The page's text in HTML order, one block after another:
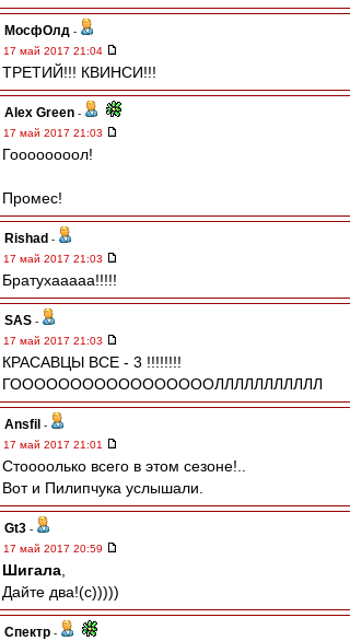
МосфОлд -
17 май 2017 21:04
ТРЕТИЙ!!! КВИНСИ!!!
Alex Green -
17 май 2017 21:03
Гоооооооол!
Промес!
Rishad -
17 май 2017 21:03
Братухааааа!!!!!
SAS -
17 май 2017 21:03
КРАСАВЦЫ ВСЕ - 3 !!!!!!!!
ГОООООООООООООООООЛЛЛЛЛЛЛЛЛЛЛ
Ansfil -
17 май 2017 21:01
Стоооолько всего в этом сезоне!..
Вот и Пилипчука услышали.
Gt3 -
17 май 2017 20:59
Шигала
Дайте два!(с)))))
Спектр -